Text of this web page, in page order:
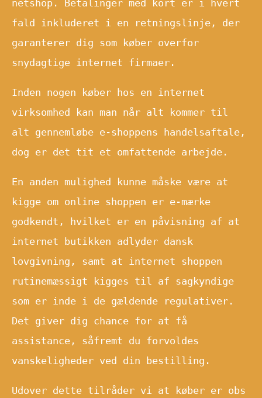
netshop. Betalinger med kort er i hvert
fald inkluderet i en retningslinje, der
garanterer dig som køber overfor
snydagtige internet firmaer.
Inden nogen køber hos en internet
virksomhed kan man når alt kommer til
alt gennemløbe e-shoppens handelsaftale,
dog er det tit et omfattende arbejde.
En anden mulighed kunne måske være at
kigge om online shoppen er e-mærke
godkendt, hvilket er en påvisning af at
internet butikken adlyder dansk
lovgivning, samt at internet shoppen
rutinemæssigt kigges til af sagkyndige
som er inde i de gældende regulativer.
Det giver dig chance for at få
assistance, såfremt du forvoldes
vanskeligheder ved din bestilling.
Udover dette tilråder vi at køber er obs